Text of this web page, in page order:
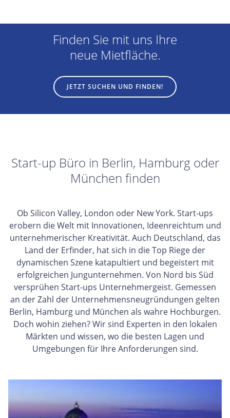
Finden Sie mit uns Ihre
neue Mietfläche.
JETZT SUCHEN UND FINDEN!
Start-up Büro in Berlin, Hamburg oder
München finden
Ob Silicon Valley, London oder New York. Start-ups
erobern die Welt mit Innovationen, Ideenreichtum und
unternehmerischer Kreativität. Auch Deutschland, das
Land der Erfinder, hat sich in die Top Riege der
dynamischen Szene katapultiert und begeistert mit
erfolgreichen Jungunternehmen. Von Nord bis Süd
versprühen Start-ups Unternehmergeist. Gemessen
an der Zahl der Unternehmensneugründungen gelten
Berlin, Hamburg und München als wahre Hochburgen.
Doch wohin ziehen? Wir sind Experten in den lokalen
Märkten und wissen, wo die besten Lagen und
Umgebungen für Ihre Anforderungen sind.